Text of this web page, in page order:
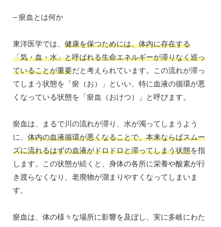
– 瘀血とは何か
東洋医学では、 健康を保つためには、体内に存在する
「気・血・水」と呼ばれる生命エネルギーが滞りなく巡っ
ていることが重要だと考えられています。この流れが滞っ
てしまう状態を「瘀（お）」といい、特に血液の循環が悪
くなっている状態を「瘀血（おけつ）」と呼びます。
瘀血は、まるで川の流れが滞り、水が濁ってしまうよう
に、 体内の血液循環が悪くなることで、本来ならばスムー
ズに流れるはずの血液がドロドロと滞ってしまう状態を指
します。この状態が続くと、身体の各所に栄養や酸素が行
き渡らなくなり、老廃物が溜まりやすくなってしまいま
す。
瘀血は、体の様々な場所に影響を及ぼし、実に多岐にわた